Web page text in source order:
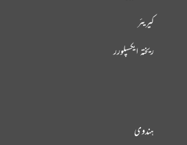
کیریئر
ریختہ ایکسپلورر
ہندوی